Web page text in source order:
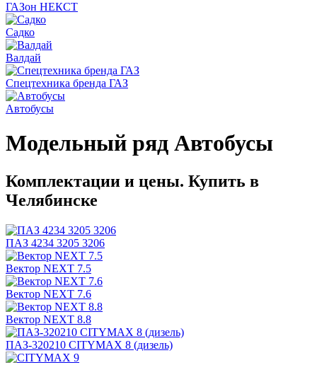
ГАЗон НЕКСТ
Садко
Валдай
Спецтехника бренда ГАЗ
Автобусы
Модельный ряд Автобусы
Комплектации и цены. Купить в
Челябинске
ПАЗ 4234 3205 3206
Вектор NEXT 7.5
Вектор NEXT 7.6
Вектор NEXT 8.8
ПАЗ-320210 CITYMAX 8 (дизель)